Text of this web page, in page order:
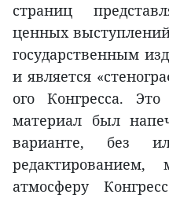
страниц
ценных
государственным
и является
ого Конгресса.
материал был
варианте, без
редактированием,
атмосферу